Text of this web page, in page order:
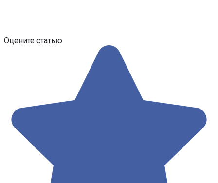
Оцените статью